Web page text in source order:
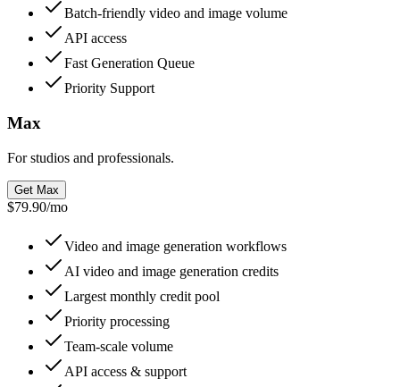
Batch-friendly video and image volume
API access
Fast Generation Queue
Priority Support
Max
For studios and professionals.
Get Max
$79.90/mo
Video and image generation workflows
AI video and image generation credits
Largest monthly credit pool
Priority processing
Team-scale volume
API access & support